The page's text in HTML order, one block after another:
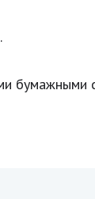
бумажными